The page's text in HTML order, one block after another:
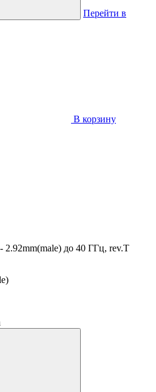
Перейти в
В корзину
2.92mm(male) до 40 ГГц, rev.T